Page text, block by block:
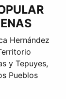
Hernández
y Tepuyes,
Pueblos